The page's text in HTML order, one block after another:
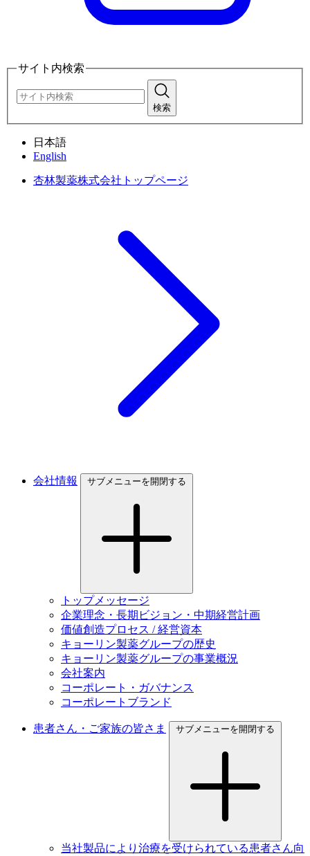
サイト内検索
検索
日本語
English
杏林製薬株式会社トップページ
会社情報 サブメニューを開閉する
トップメッセージ
企業理念・長期ビジョン・中期経営計画
価値創造プロセス / 経営資本
キョーリン製薬グループの歴史
キョーリン製薬グループの事業概況
会社案内
コーポレート・ガバナンス
コーポレートブランド
患者さん・ご家族の皆さま サブメニューを開閉する
当社製品により治療を受けられている患者さん向